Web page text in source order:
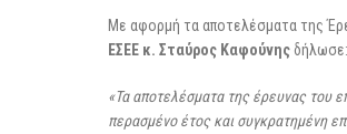
Με αφορμή τα αποτελέσματα της
ΕΣΕΕ κ. Σταύρος Καφούνης δήλωσε:
«Τα αποτελέσματα της έρευνας του
περασμένο έτος και συγκρατημένη